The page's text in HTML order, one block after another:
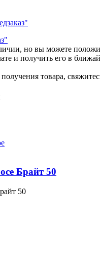
но вы можете
и получить его в
товара,
Брайт 50
50